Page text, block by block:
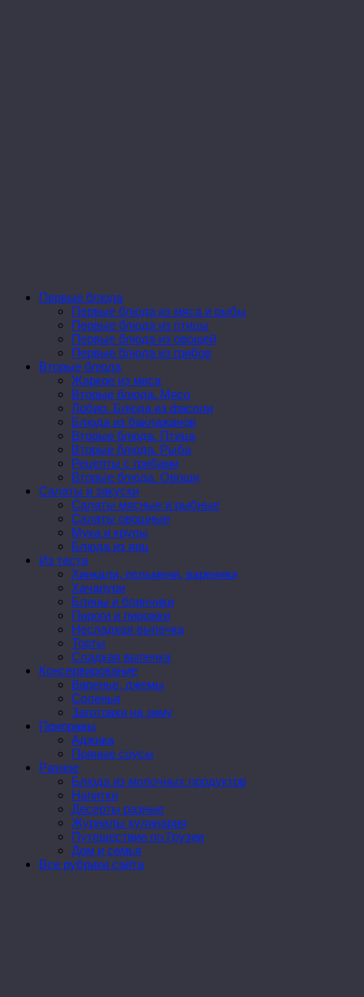
Первые блюда
Первые блюда из мяса и рыбы
Первые блюда из птицы
Первые блюда из овощей
Первые блюда из грибов
Вторые блюда
Жаркое из мяса
Вторые блюда. Мясо
Лобио. Блюда из фасоли
Блюда из баклажанов
Вторые блюда. Птица
Вторые блюда. Рыба
Рецепты с грибами
Вторые блюда. Овощи
Салаты и закуски
Салаты мясные и рыбные
Салаты овощные
Мука и крупы
Блюда из яиц
Из теста
Хинкали, пельмени, вареники
Хачапури
Блины и блинчики
Пироги и пирожки
Несладкая выпечка
Торты
Сладкая выпечка
Консервирование
Варенье, джемы
Соленья
Заготовки на зиму
Приправы
Аджика
Пряные соусы
Разное
Блюда из молочных продуктов
Напитки
Десерты разные
Журналы кулинария
Путешествие по Грузии
Дом и семья
Все рубрики сайта